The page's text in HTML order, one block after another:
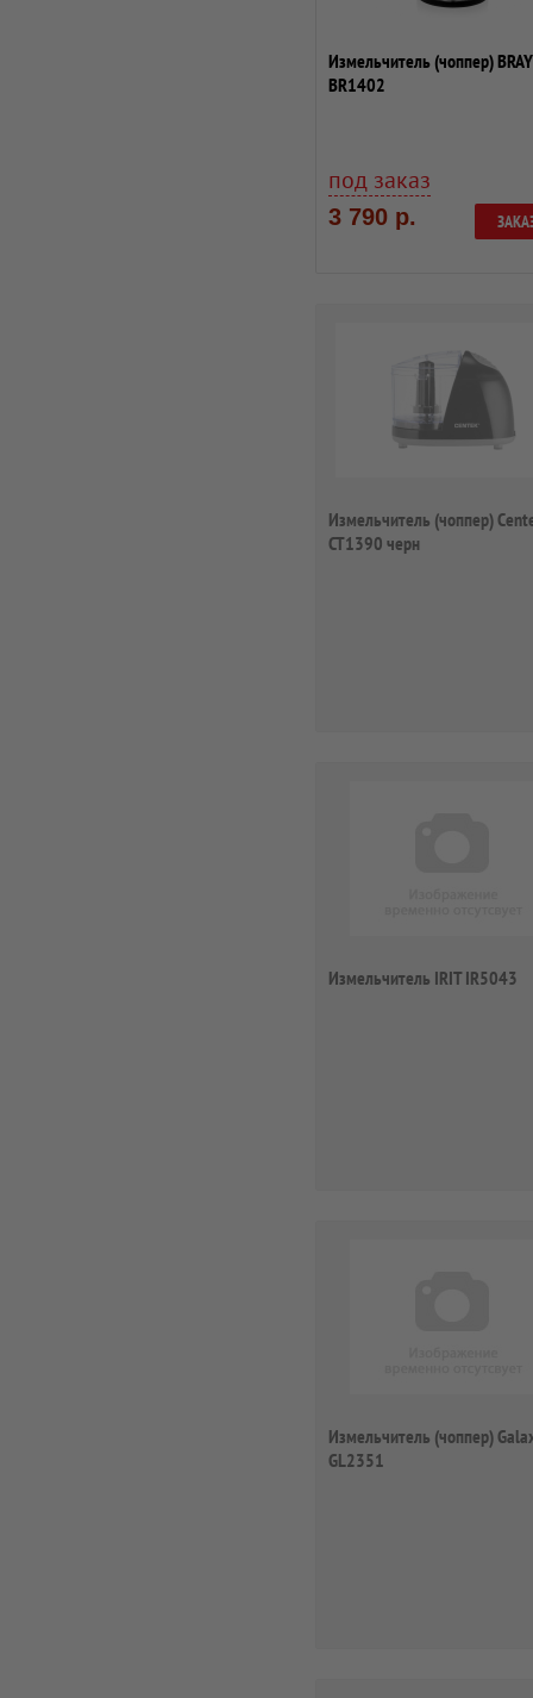
Измельчитель (чоппер)
BR1402
под заказ
3 790 р.
Измельчитель (чоппер)
CT1390 черн
Измельчитель IRIT IR5043
Измельчитель (чоппер)
GL2351